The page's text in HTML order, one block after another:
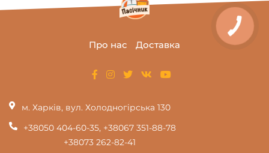
Про нас Доставка
м. Харків, вул. Холодногірська 130
+38050 404-60-35, +38067 351-88-78
+38073 262-82-41